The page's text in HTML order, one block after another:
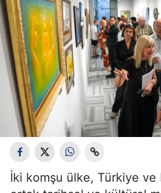
İki komşu ülke, Türkiye ve